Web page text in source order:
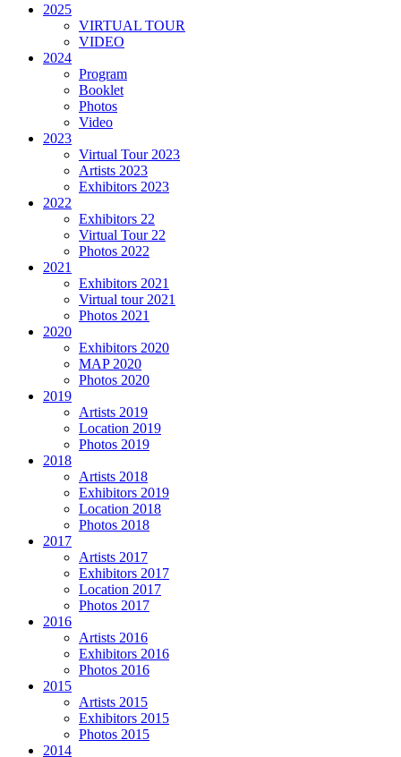
2025
VIRTUAL TOUR
VIDEO
2024
Program
Booklet
Photos
Video
2023
Virtual Tour 2023
Artists 2023
Exhibitors 2023
2022
Exhibitors 22
Virtual Tour 22
Photos 2022
2021
Exhibitors 2021
Virtual tour 2021
Photos 2021
2020
Exhibitors 2020
MAP 2020
Photos 2020
2019
Artists 2019
Location 2019
Photos 2019
2018
Artists 2018
Exhibitors 2019
Location 2018
Photos 2018
2017
Artists 2017
Exhibitors 2017
Location 2017
Photos 2017
2016
Artists 2016
Exhibitors 2016
Photos 2016
2015
Artists 2015
Exhibitors 2015
Photos 2015
2014